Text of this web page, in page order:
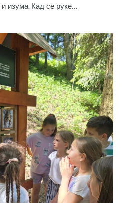
изума. Кад се руке...